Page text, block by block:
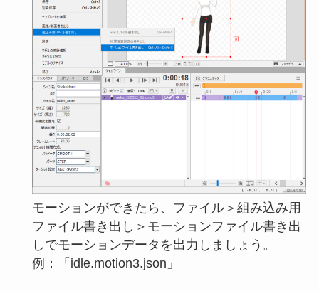
モーションができたら、ファイル＞組み込み用
ファイル書き出し＞モーションファイル書き出
しでモーションデータを出力しましょう。
例：「idle.motion3.json」